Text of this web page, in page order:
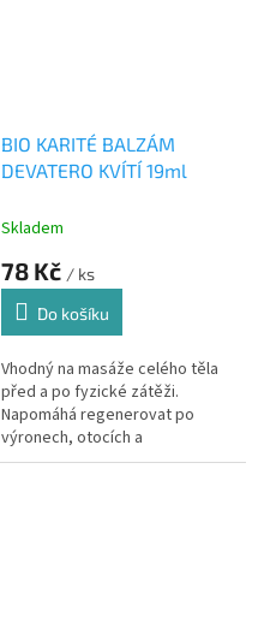
BIO KARITÉ BALZÁM
DEVATERO KVÍTÍ 19ml
Skladem
78 Kč / ks
Do košíku
Vhodný na masáže celého těla
před a po fyzické zátěži.
Napomáhá regenerovat po
výronech, otocích a
namožených svalech.